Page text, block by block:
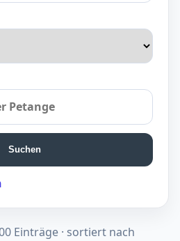
Suchen
Einträge · sortiert nach